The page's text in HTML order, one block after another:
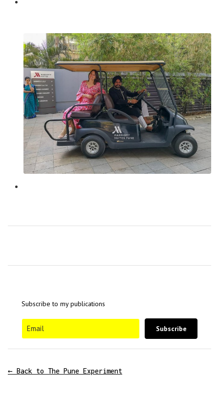
Subscribe to my publications
Subscribe
← Back to The Pune Experiment